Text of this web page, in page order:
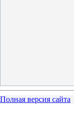
Полная версия сайта